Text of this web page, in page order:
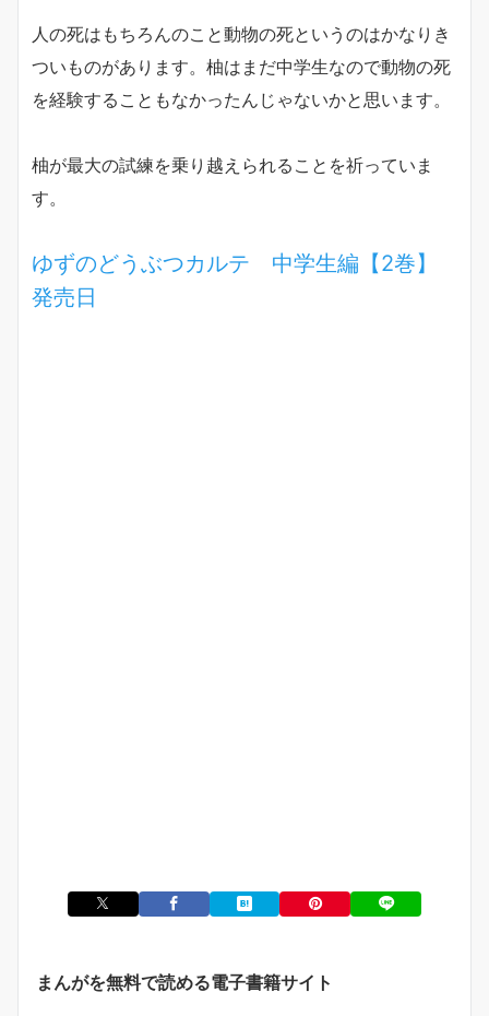
人の死はもちろんのこと動物の死というのはかなりき
ついものがあります。柚はまだ中学生なので動物の死
を経験することもなかったんじゃないかと思います。
柚が最大の試練を乗り越えられることを祈っていま
す。
ゆずのどうぶつカルテ 中学生編【2巻】
発売日
まんがを無料で読める電子書籍サイト